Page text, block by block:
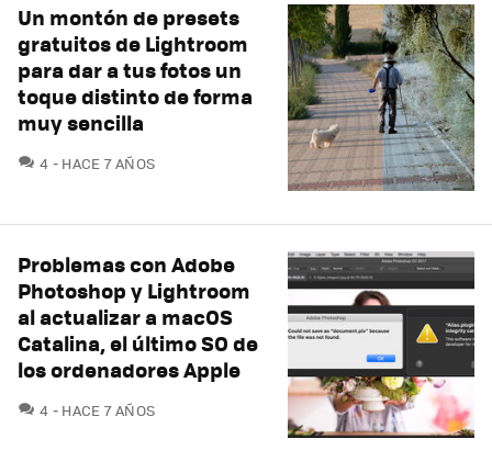
Un montón de presets
gratuitos de Lightroom
para dar a tus fotos un
toque distinto de forma
muy sencilla
4 COMENTARIOS
HACE 7 AÑOS
Problemas con Adobe
Photoshop y Lightroom
al actualizar a macOS
Catalina, el último SO de
los ordenadores Apple
4 COMENTARIOS
HACE 7 AÑOS